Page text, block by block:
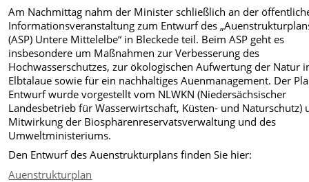
Am Nachmittag nahm der Minister schließlich an der
Informationsveranstaltung zum Entwurf des
(ASP) Untere Mittelelbe“ in Bleckede teil. Beim ASP geht es
insbesondere um Maßnahmen zur Verbesserung des
Hochwasserschutzes, zur ökologischen Aufwertung der Natur
Elbtalaue sowie für ein nachhaltiges Auenmanagement. Der
Entwurf wurde vorgestellt vom NLWKN (Niedersächsischer
Landesbetrieb für Wasserwirtschaft, Küsten- und Naturschutz)
Mitwirkung der Biosphärenreservatsverwaltung und des
Umweltministeriums.
Den Entwurf des Auenstrukturplans finden Sie hier:
Auenstrukturplan